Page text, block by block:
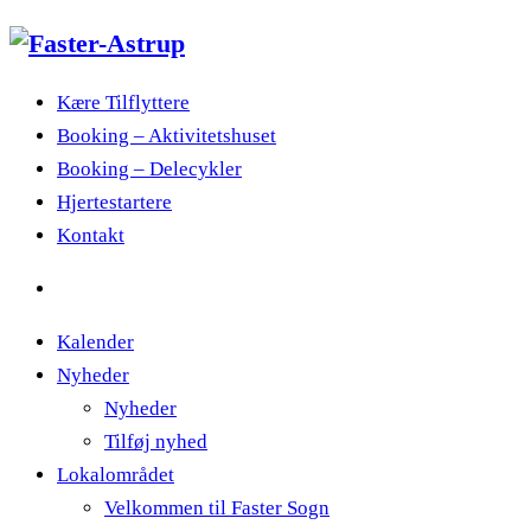
Kære Tilflyttere
Booking – Aktivitetshuset
Booking – Delecykler
Hjertestartere
Kontakt
Kalender
Nyheder
Nyheder
Tilføj nyhed
Lokalområdet
Velkommen til Faster Sogn